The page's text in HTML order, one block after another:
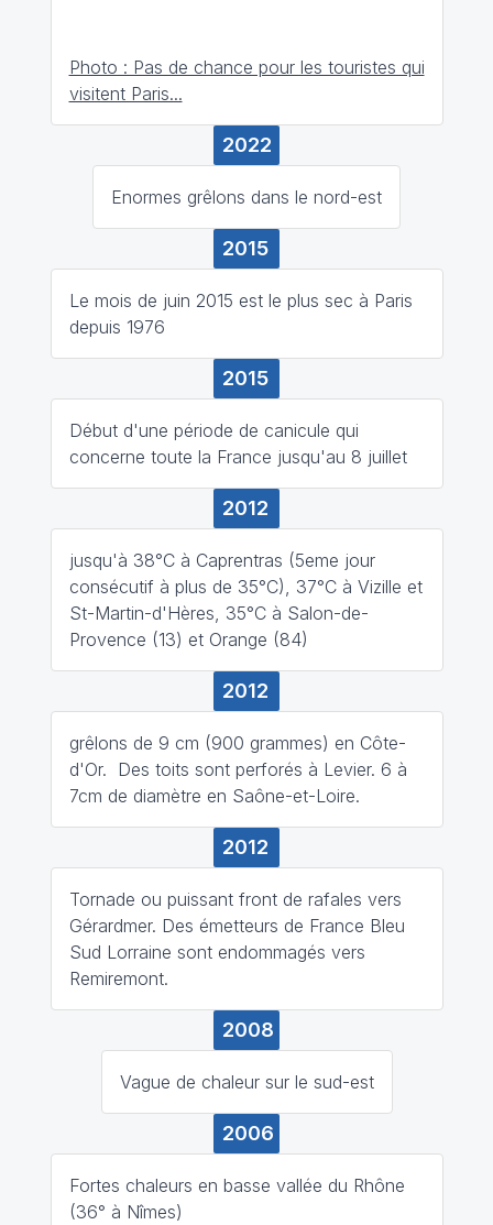
Photo : Pas de chance pour les touristes qui
visitent Paris...
2022
Enormes grêlons dans le nord-est
2015
Le mois de juin 2015 est le plus sec à Paris
depuis 1976
2015
Début d'une période de canicule qui
concerne toute la France jusqu'au 8 juillet
2012
jusqu'à 38°C à Caprentras (5eme jour
consécutif à plus de 35°C), 37°C à Vizille et
St-Martin-d'Hères, 35°C à Salon-de-
Provence (13) et Orange (84)
2012
grêlons de 9 cm (900 grammes) en Côte-
d'Or. Des toits sont perforés à Levier. 6 à
7cm de diamètre en Saône-et-Loire.
2012
Tornade ou puissant front de rafales vers
Gérardmer. Des émetteurs de France Bleu
Sud Lorraine sont endommagés vers
Remiremont.
2008
Vague de chaleur sur le sud-est
2006
Fortes chaleurs en basse vallée du Rhône
(36° à Nîmes)